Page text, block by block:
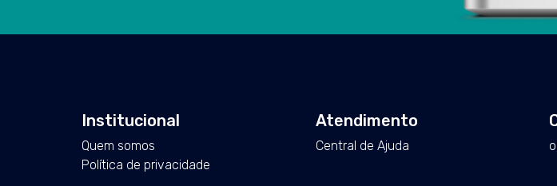
Institucional
Quem somos
Política de privacidade
Atendimento
Central de Ajuda